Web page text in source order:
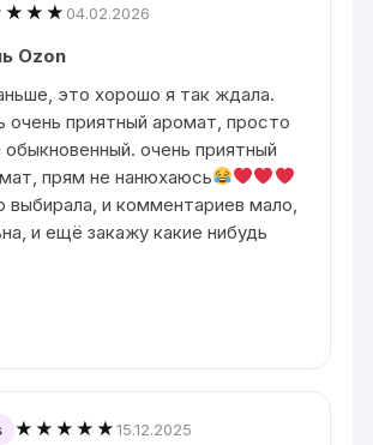
04.02.2026
Ozon
это хорошо я так ждала.
очень приятный аромат, просто
обыкновенный. очень приятный
прям не нанюхаюсь
выбирала, и комментариев мало,
и ещё закажу какие нибудь
★★★★★15.12.2025